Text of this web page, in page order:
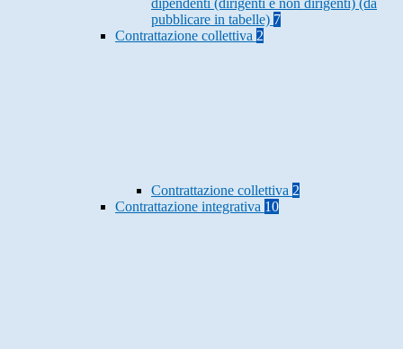
dipendenti (dirigenti e non dirigenti) (da
pubblicare in tabelle) 7
Contrattazione collettiva 2
Contrattazione collettiva 2
Contrattazione integrativa 10